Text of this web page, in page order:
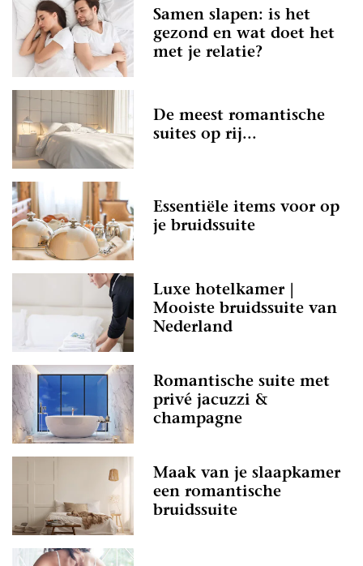
Samen slapen: is het
gezond en wat doet het
met je relatie?
De meest romantische
suites op rij...
Essentiële items voor op
je bruidssuite
Luxe hotelkamer |
Mooiste bruidssuite van
Nederland
Romantische suite met
privé jacuzzi &
champagne
Maak van je slaapkamer
een romantische
bruidssuite